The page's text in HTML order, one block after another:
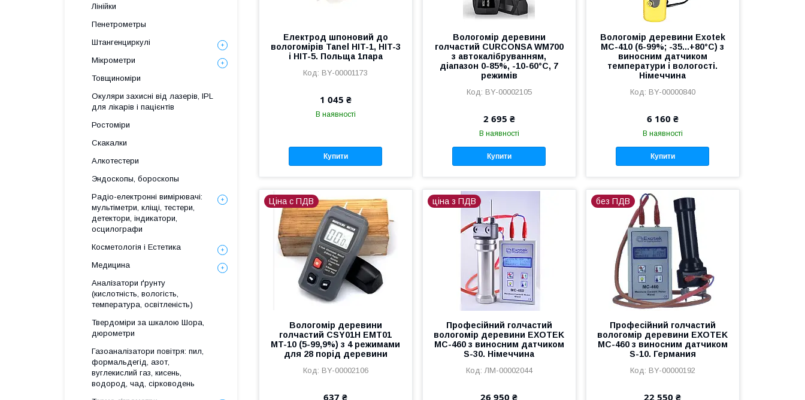
Електрод шпоновий до
вологомірів Tanel HIT-1, HIT-3
і HIT-5. Польща 1пара
BY-00001173
1 045 ₴
В наявності
Купити
Вологомір деревини
голчастий CURCONSA WM700
з автокалібруванням,
діапазон 0-85%, -10-60°C, 7
режимів
BY-00002105
2 695 ₴
В наявності
Купити
Вологомір деревини Exotek
MC-410 (6-99%; -35...+80°C) з
виносним датчиком
температури і вологості.
Німеччина
BY-00000840
6 160 ₴
В наявності
Купити
Ціна с ПДВ
Вологомір деревини
голчастий CSY01H EMT01
MT-10 (5-99,9%) з 4 режимами
для 28 порід деревини
BY-00002106
637 ₴
ціна з ПДВ
Професійний голчастий
вологомір деревини EXOTEK
MC-460 з виносним датчиком
S-30. Німеччина
ЛМ-00002044
26 950 ₴
без ПДВ
Професійний голчастий
вологомір деревини EXOTEK
MC-460 з виносним датчиком
S-10. Германия
BY-00000192
22 550 ₴
Лінійки
Пенетрометры
Штангенциркулі
Мікрометри
Товщиноміри
Окуляри захисні від лазерів, IPL
для лікарів і пацієнтів
Ростоміри
Скакалки
Алкотестери
Эндоскопы, бороскопы
Радіо-електронні вимірювачі:
мультіметри, кліщі, тестери,
детектори, індикатори,
осцилографи
Косметологія і Естетика
Медицина
Аналізатори ґрунту
(кислотність, вологість,
температура, освітленість)
Твердоміри за шкалою Шора,
дюрометри
Газоаналізатори повітря: пил,
формальдегід, азот,
вуглекислий газ, кисень,
водород, чад, сірководень